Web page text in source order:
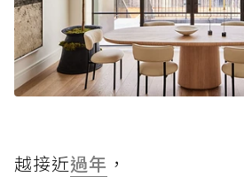
越接近過年 ，